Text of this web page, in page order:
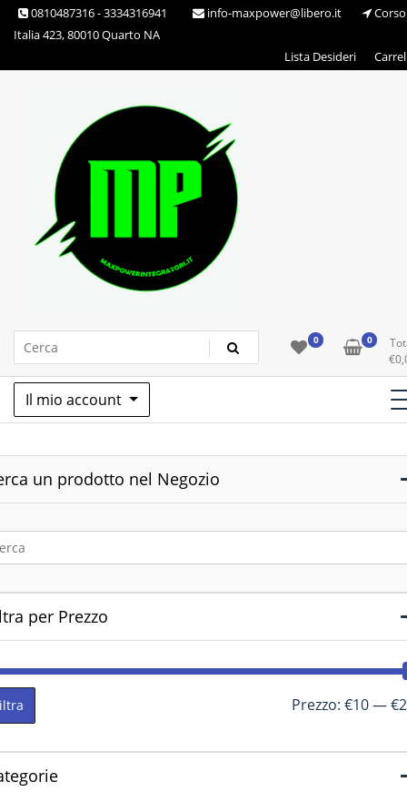
Skip 0810487316 - 3334316941 info-maxpower@libero.it
Corso
Italia 423, 80010 Quarto NA
Lista Desideri
Max Power Integratori 0 0
€
Il mio account
un prodotto nel Negozio
per Prezzo
Prezzo: €10—